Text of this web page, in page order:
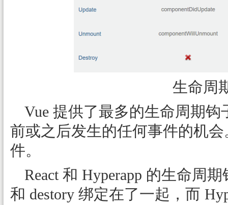
生命周
Vue 提供了最多的生命周期
前或之后发生的任何事件的机
件。
React 和 Hyperapp 的生命周
和 destory 绑定在了一起，而